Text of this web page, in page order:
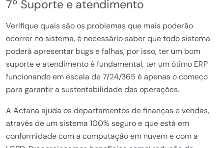
7º Suporte e atendimento
Verifique quais são os problemas que mais poderão
ocorrer no sistema, é necessário saber que todo sistema
poderá apresentar bugs e falhas, por isso, ter um bom
suporte e atendimento é fundamental, ter um ótimo ERP
funcionando em escala de 7/24/365 é apenas o começo
para garantir a sustentabilidade das operações.
A Actana ajuda os departamentos de finanças e vendas,
através de um sistema 100% seguro e que está em
conformidade com a computação em nuvem e com a